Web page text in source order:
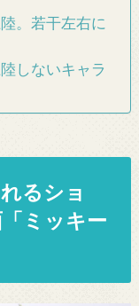
。若干左右に
しないキャラ
るショ
ミッキー